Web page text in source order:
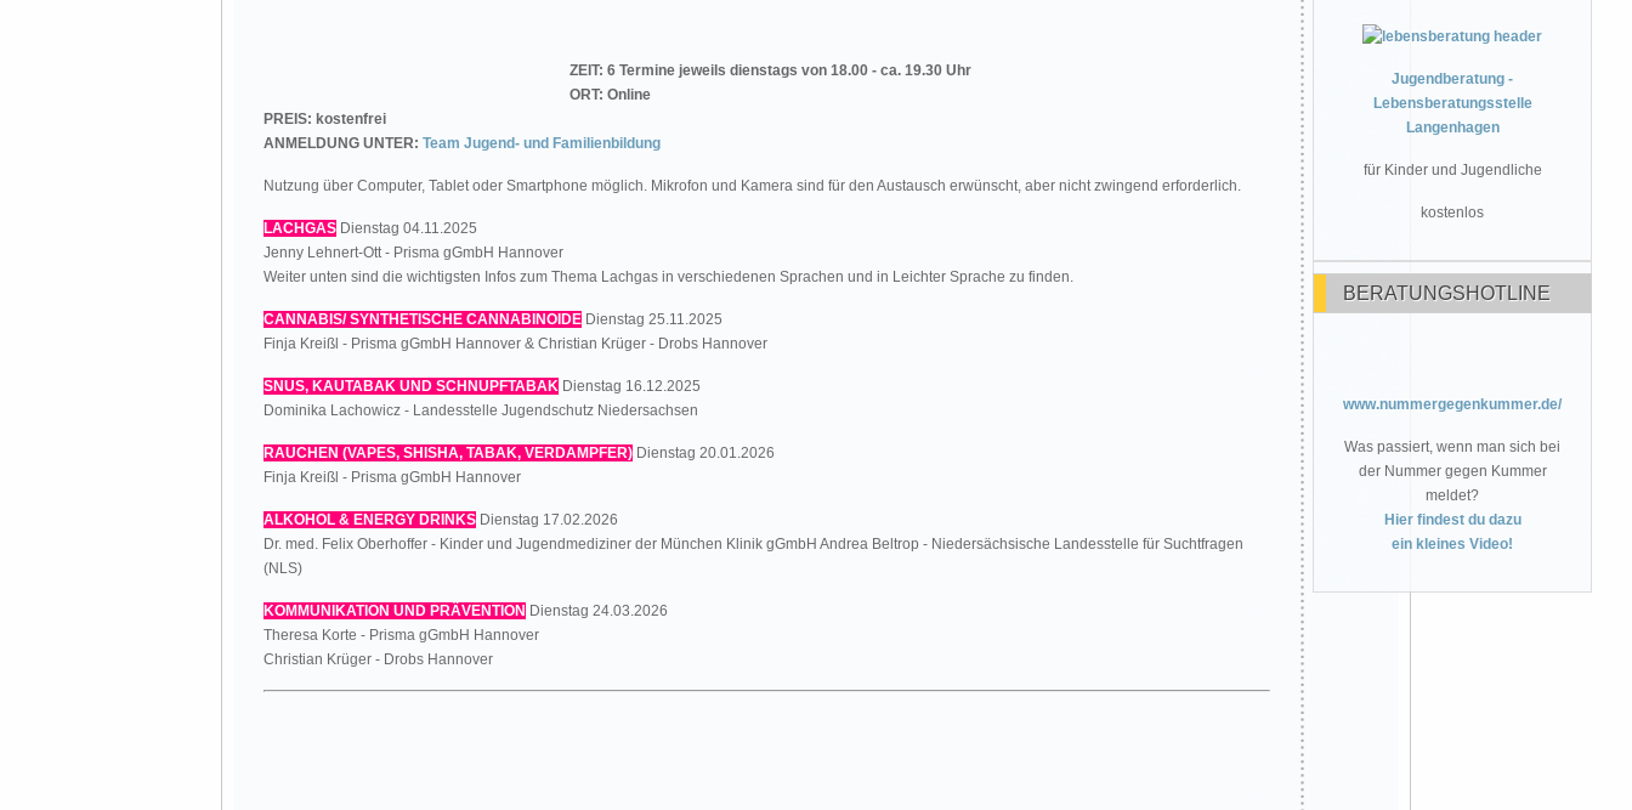
ZEIT: 6 Termine jeweils dienstags von 18.00 - ca. 19.30 Uhr
ORT: Online
PREIS: kostenfrei
ANMELDUNG UNTER: Team Jugend- und Familienbildung
Nutzung über Computer, Tablet oder Smartphone möglich. Mikrofon und Kamera sind für den Austausch erwünscht, aber nicht zwingend erforderlich.
LACHGAS Dienstag 04.11.2025
Jenny Lehnert-Ott - Prisma gGmbH Hannover
Weiter unten sind die wichtigsten Infos zum Thema Lachgas in verschiedenen Sprachen und in Leichter Sprache zu finden.
CANNABIS/ SYNTHETISCHE CANNABINOIDE Dienstag 25.11.2025
Finja Kreißl - Prisma gGmbH Hannover & Christian Krüger - Drobs Hannover
SNUS, KAUTABAK UND SCHNUPFTABAK Dienstag 16.12.2025
Dominika Lachowicz - Landesstelle Jugendschutz Niedersachsen
RAUCHEN (VAPES, SHISHA, TABAK, VERDAMPFER) Dienstag 20.01.2026
Finja Kreißl - Prisma gGmbH Hannover
ALKOHOL & ENERGY DRINKS Dienstag 17.02.2026
Dr. med. Felix Oberhoffer - Kinder und Jugendmediziner der München Klinik gGmbH Andrea Beltrop - Niedersächsische Landesstelle für Suchtfragen
(NLS)
KOMMUNIKATION UND PRÄVENTION Dienstag 24.03.2026
Theresa Korte - Prisma gGmbH Hannover
Christian Krüger - Drobs Hannover
Jugendberatung -
Lebensberatungsstelle
Langenhagen
für Kinder und Jugendliche
kostenlos
BERATUNGSHOTLINE
www.nummergegenkummer.de/
Was passiert, wenn man sich bei
der Nummer gegen Kummer
meldet?
Hier findest du dazu
ein kleines Video!